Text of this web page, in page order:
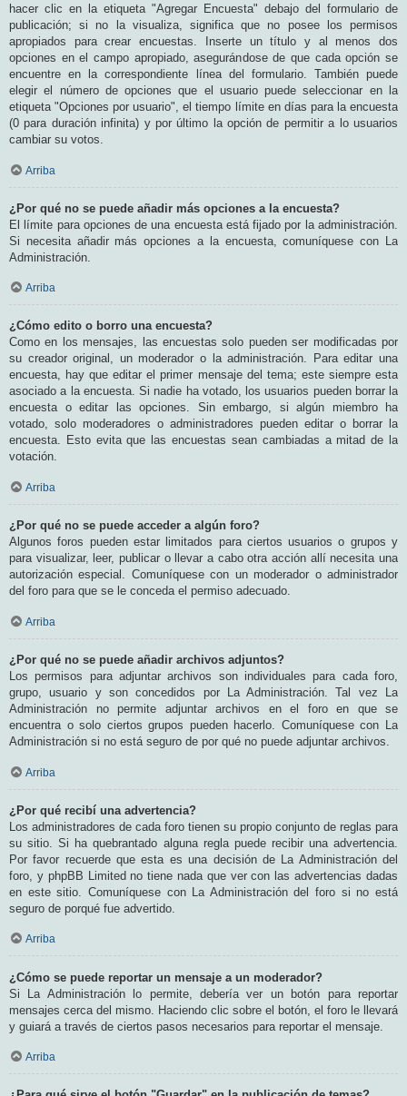
hacer clic en la etiqueta "Agregar Encuesta" debajo del formulario de
publicación; si no la visualiza, significa que no posee los permisos
apropiados para crear encuestas. Inserte un título y al menos dos
opciones en el campo apropiado, asegurándose de que cada opción se
encuentre en la correspondiente línea del formulario. También puede
elegir el número de opciones que el usuario puede seleccionar en la
etiqueta "Opciones por usuario", el tiempo límite en días para la encuesta
(0 para duración infinita) y por último la opción de permitir a lo usuarios
cambiar su votos.
Arriba
¿Por qué no se puede añadir más opciones a la encuesta?
El límite para opciones de una encuesta está fijado por la administración.
Si necesita añadir más opciones a la encuesta, comuníquese con La
Administración.
Arriba
¿Cómo edito o borro una encuesta?
Como en los mensajes, las encuestas solo pueden ser modificadas por
su creador original, un moderador o la administración. Para editar una
encuesta, hay que editar el primer mensaje del tema; este siempre esta
asociado a la encuesta. Si nadie ha votado, los usuarios pueden borrar la
encuesta o editar las opciones. Sin embargo, si algún miembro ha
votado, solo moderadores o administradores pueden editar o borrar la
encuesta. Esto evita que las encuestas sean cambiadas a mitad de la
votación.
Arriba
¿Por qué no se puede acceder a algún foro?
Algunos foros pueden estar limitados para ciertos usuarios o grupos y
para visualizar, leer, publicar o llevar a cabo otra acción allí necesita una
autorización especial. Comuníquese con un moderador o administrador
del foro para que se le conceda el permiso adecuado.
Arriba
¿Por qué no se puede añadir archivos adjuntos?
Los permisos para adjuntar archivos son individuales para cada foro,
grupo, usuario y son concedidos por La Administración. Tal vez La
Administración no permite adjuntar archivos en el foro en que se
encuentra o solo ciertos grupos pueden hacerlo. Comuníquese con La
Administración si no está seguro de por qué no puede adjuntar archivos.
Arriba
¿Por qué recibí una advertencia?
Los administradores de cada foro tienen su propio conjunto de reglas para
su sitio. Si ha quebrantado alguna regla puede recibir una advertencia.
Por favor recuerde que esta es una decisión de La Administración del
foro, y phpBB Limited no tiene nada que ver con las advertencias dadas
en este sitio. Comuníquese con La Administración del foro si no está
seguro de porqué fue advertido.
Arriba
¿Cómo se puede reportar un mensaje a un moderador?
Si La Administración lo permite, debería ver un botón para reportar
mensajes cerca del mismo. Haciendo clic sobre el botón, el foro le llevará
y guiará a través de ciertos pasos necesarios para reportar el mensaje.
Arriba